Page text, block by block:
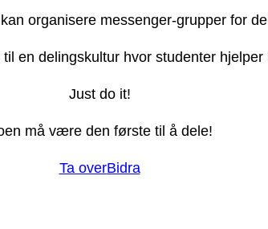
organisere messenger-grupper for
en delingskultur hvor studenter hjelper
Just do it!
må være den første til å dele!
Ta overBidra